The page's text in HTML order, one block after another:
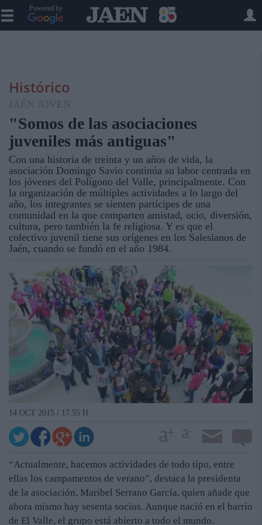
Powered by
Histórico
JAÉN JOVEN
"Somos de las asociaciones
juveniles más antiguas"
Con una historia de treinta y un años de vida, la
asociación Domingo Savio continúa su labor centrada en
los jóvenes del Polígono del Valle, principalmente. Con
la organización de múltiples actividades a lo largo del
año, los integrantes se sienten partícipes de una
comunidad en la que comparten amistad, ocio, diversión,
cultura, pero también la fe religiosa. Y es que el
colectivo juvenil tiene sus orígenes en los Salesianos de
Jaén, cuando se fundó en el año 1984.
14 OCT 2015 / 17:55 H.
“Actualmente, hacemos actividades de todo tipo, entre
ellas los campamentos de verano”, destaca la presidenta
de la asociación, Maribel Serrano García, quien añade que
ahora mismo hay sesenta socios. Aunque nació en el barrio
de El Valle, el grupo está abierto a todo el mundo.